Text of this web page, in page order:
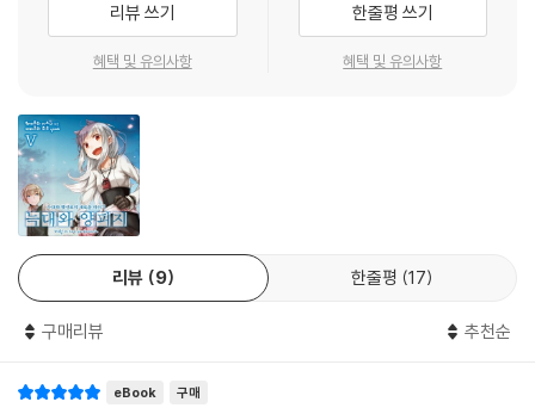
리뷰 쓰기
혜택 및 유의사항
한줄평 쓰기
혜택 및 유의사항
리뷰 9 한줄평 17
구매리뷰 추천순
eBook 구매